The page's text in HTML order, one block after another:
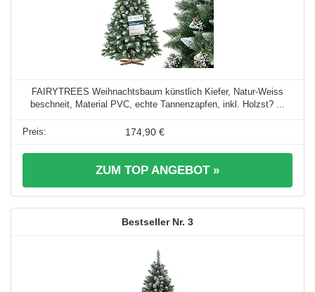
FAIRYTREES Weihnachtsbaum künstlich Kiefer, Natur-Weiss
beschneit, Material PVC, echte Tannenzapfen, inkl. Holzst? ...
174,90 €
ZUM TOP ANGEBOT »
3